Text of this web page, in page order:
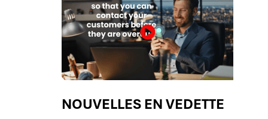
NOUVELLES EN VEDETTE